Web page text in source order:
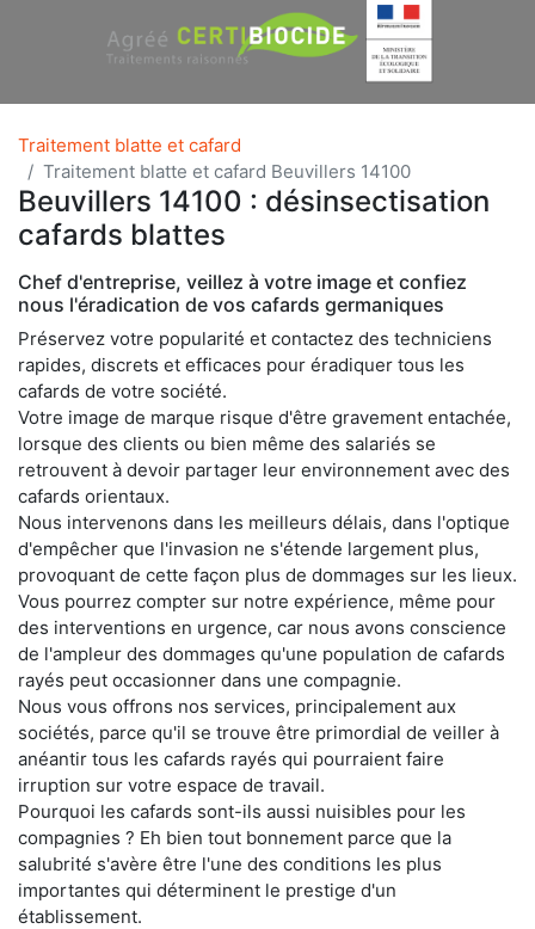
Traitement blatte et cafard
Traitement blatte et cafard Beuvillers 14100
Beuvillers 14100 : désinsectisation
cafards blattes
Chef d'entreprise, veillez à votre image et confiez
nous l'éradication de vos cafards germaniques
Préservez votre popularité et contactez des techniciens
rapides, discrets et efficaces pour éradiquer tous les
cafards de votre société.
Votre image de marque risque d'être gravement entachée,
lorsque des clients ou bien même des salariés se
retrouvent à devoir partager leur environnement avec des
cafards orientaux.
Nous intervenons dans les meilleurs délais, dans l'optique
d'empêcher que l'invasion ne s'étende largement plus,
provoquant de cette façon plus de dommages sur les lieux.
Vous pourrez compter sur notre expérience, même pour
des interventions en urgence, car nous avons conscience
de l'ampleur des dommages qu'une population de cafards
rayés peut occasionner dans une compagnie.
Nous vous offrons nos services, principalement aux
sociétés, parce qu'il se trouve être primordial de veiller à
anéantir tous les cafards rayés qui pourraient faire
irruption sur votre espace de travail.
Pourquoi les cafards sont-ils aussi nuisibles pour les
compagnies ? Eh bien tout bonnement parce que la
salubrité s'avère être l'une des conditions les plus
importantes qui déterminent le prestige d'un
établissement.